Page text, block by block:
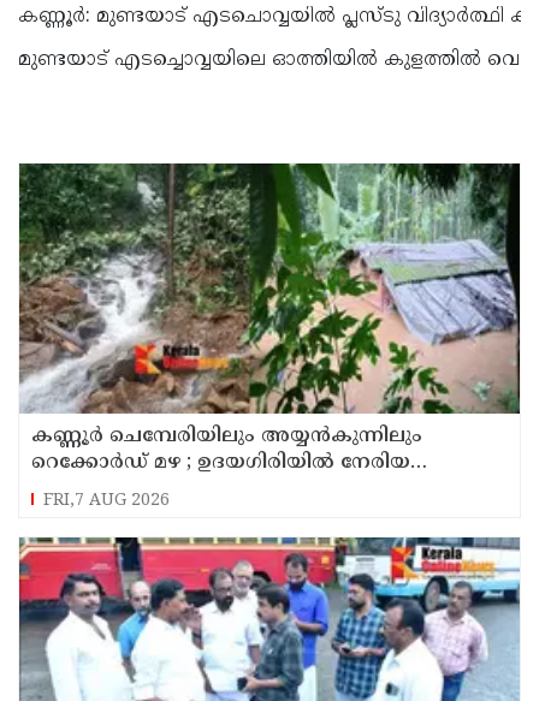
കണ്ണൂർ: മുണ്ടയാട് എടചൊവ്വയിൽ പ്ലസ്ടു വിദ്യാർത്ഥി
കണ്ണൂർ ചെമ്പേരിയിലും അയ്യൻകുന്നിലും
റെക്കോർഡ് മഴ ; ഉദയഗിരിയിൽ നേരിയ
ഉരുൾപൊട്ടൽ; 13 പേരെ ക്യാമ്പിലേക്ക് മാറ്റി
FRI,7 AUG 2026